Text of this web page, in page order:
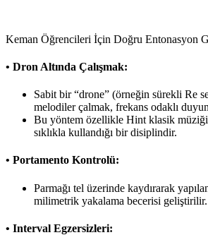
Keman Öğrencileri İçin Doğru Entonasyon
• Dron Altında Çalışmak:
Sabit bir “drone” (örneğin sürekli Re
melodiler çalmak, frekans odaklı
Bu yöntem özellikle Hint klasik müziği
sıklıkla kullandığı bir disiplindir.
• Portamento Kontrolü:
Parmağı tel üzerinde kaydırarak
milimetrik yakalama becerisi geliştirilir.
• Interval Egzersizleri: